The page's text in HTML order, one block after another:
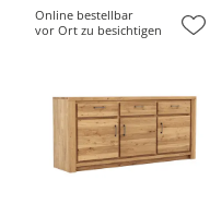
Online bestellbar
vor Ort zu besichtigen